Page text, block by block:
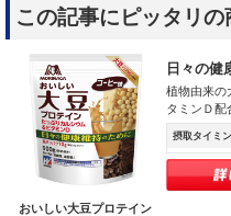
この記事にピッタリの
おいしい大豆プロテイン
日々の健
植物由来の
タミンＤ配
摂取タイミ